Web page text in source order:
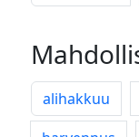
alihakkuu